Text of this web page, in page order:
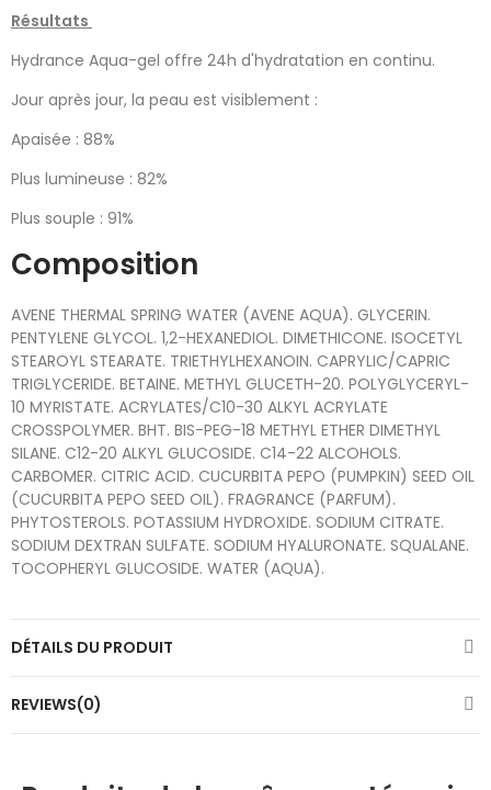
Résultats
Hydrance Aqua-gel offre 24h d'hydratation en continu.
Jour après jour, la peau est visiblement :
Apaisée : 88%
Plus lumineuse : 82%
Plus souple : 91%
Composition
AVENE THERMAL SPRING WATER (AVENE AQUA). GLYCERIN.
PENTYLENE GLYCOL. 1,2-HEXANEDIOL. DIMETHICONE. ISOCETYL
STEAROYL STEARATE. TRIETHYLHEXANOIN. CAPRYLIC/CAPRIC
TRIGLYCERIDE. BETAINE. METHYL GLUCETH-20. POLYGLYCERYL-
10 MYRISTATE. ACRYLATES/C10-30 ALKYL ACRYLATE
CROSSPOLYMER. BHT. BIS-PEG-18 METHYL ETHER DIMETHYL
SILANE. C12-20 ALKYL GLUCOSIDE. C14-22 ALCOHOLS.
CARBOMER. CITRIC ACID. CUCURBITA PEPO (PUMPKIN) SEED OIL
(CUCURBITA PEPO SEED OIL). FRAGRANCE (PARFUM).
PHYTOSTEROLS. POTASSIUM HYDROXIDE. SODIUM CITRATE.
SODIUM DEXTRAN SULFATE. SODIUM HYALURONATE. SQUALANE.
TOCOPHERYL GLUCOSIDE. WATER (AQUA).
DÉTAILS DU PRODUIT
REVIEWS(0)